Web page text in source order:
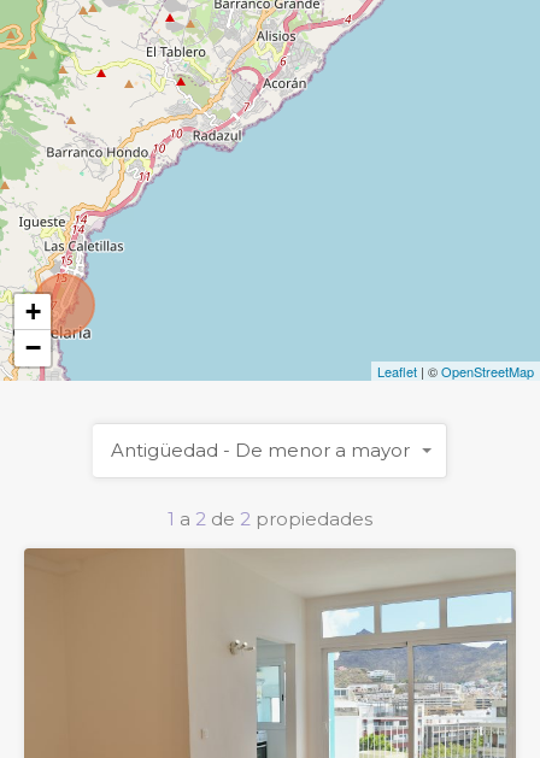
+
−
Leaflet | ©OpenStreetMap
1 a 2 de 2 propiedades
Antigüedad - De menor a mayor